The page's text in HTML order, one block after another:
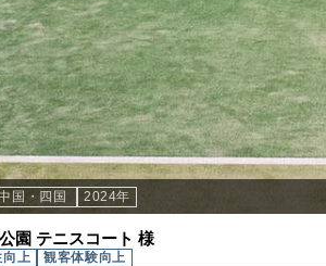
国・四国 2024年
園 テニスコート 様
向上
観客体験向上